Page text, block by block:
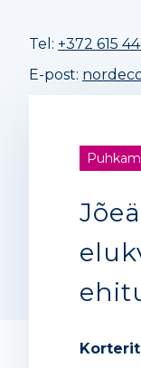
Tel: +372 615
E-post:
Nordeconi